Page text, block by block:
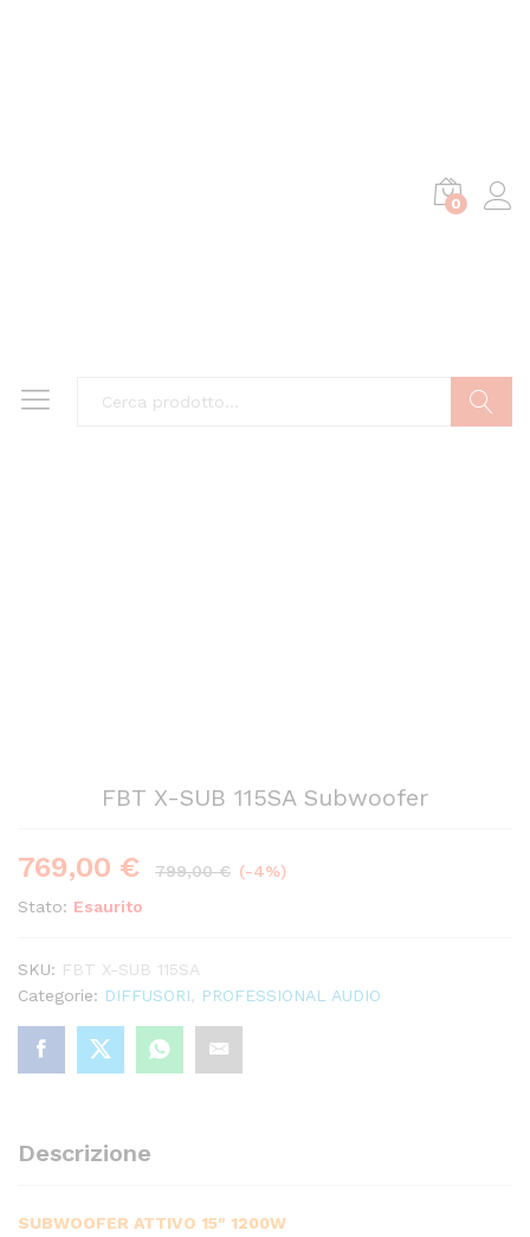
0
FBT X-SUB 115SA Subwoofer
769,00 € 799,00€ (-4%)
Stato: Esaurito
SKU: FBT X-SUB 115SA
Categorie: DIFFUSORI PROFESSIONAL AUDIO
Descrizione
SUBWOOFER ATTIVO 15″ 1200W